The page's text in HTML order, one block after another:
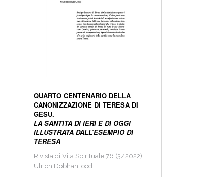
QUARTO CENTENARIO DELLA
CANONIZZAZIONE DI TERESA DI
GESÙ.
LA SANTITÀ DI IERI E DI OGGI
ILLUSTRATA DALL’ESEMPIO DI
TERESA
Rivista di Vita Spirituale 76 (3/2022)
Ulrich Dobhan, ocd